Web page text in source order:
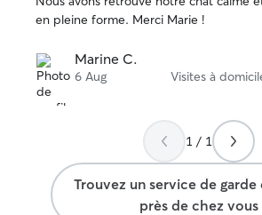
sauvages, les alligators, les chevaux ou
animal ayant des antécédents d'attaques
sur des animaux domestiques ou des
personnes n'est pas autorisée sur Rover.
semaine comme le week-end, je peux
facilement intégrer les services de garde
d'animaux dans mon quotidien. Cela me
permet de consacrer le temps
nécessaire aux promenades, aux visites à
en pleine forme. Merci Marie !
Marine C.
6 Aug Visites à
1 / 1
Trouvez un service de garde
près de chez vous